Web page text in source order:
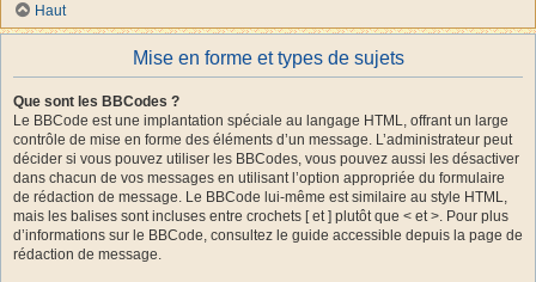
Haut
Mise en forme et types de sujets
Que sont les BBCodes ?
Le BBCode est une implantation spéciale au langage HTML, offrant un large
contrôle de mise en forme des éléments d’un message. L’administrateur peut
décider si vous pouvez utiliser les BBCodes, vous pouvez aussi les désactiver
dans chacun de vos messages en utilisant l’option appropriée du formulaire
de rédaction de message. Le BBCode lui-même est similaire au style HTML,
mais les balises sont incluses entre crochets [ et ] plutôt que < et >. Pour plus
d’informations sur le BBCode, consultez le guide accessible depuis la page de
rédaction de message.